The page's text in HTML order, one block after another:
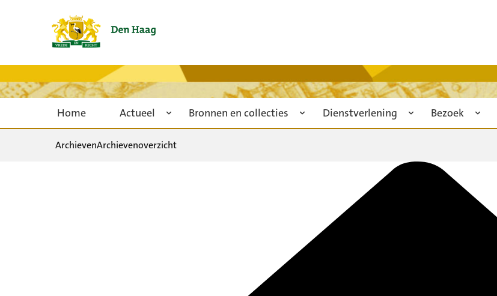
Home Actueel Bronnen en collecties Dienstverlening Bezoek
ArchievenArchievenoverzicht